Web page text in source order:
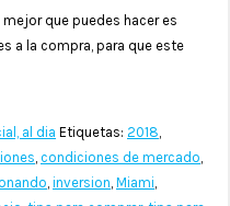
que puedes hacer es
a la compra, para que este
al dia Etiquetas: 2018,
, condiciones de mercado,
, inversion, Miami,